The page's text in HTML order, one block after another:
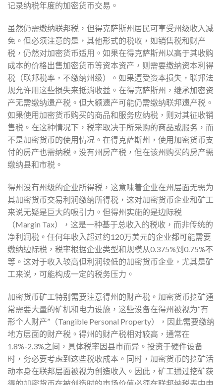
记录纳税年度的加密货币交易。
虽然仍需缴纳联邦税，但得克萨斯州居民可享受州级收入减
免。但必须注意的是，其他形式的税收，如销售税和财产
税，仍然对加密货币适用。如果在得克萨斯州以高于其收购
成本的价格出售加密货币等资本资产，则需要缴纳资本利得
税（联邦税率，不缴纳州级）。如果遭受资本损失，联邦法
规允许用这些损失来抵消收益。在得克萨斯州，继承加密资
产无需缴纳遗产税。但大额遗产可能仍需缴纳联邦遗产税。
如果使用加密货币购买的商品和服务应纳税，则对其征收销
售税。在这种情况下，税率取决于所采购的商品或服务，而
不是加密货币的使用情况。在得克萨斯州，使用加密货币支
付的房产也需纳税。没有州房产税，但在该州购买的房产需
缴纳县和市税。
得州没有州级的企业所得税，这意味着企业在州层面无需为
其加密货币交易利润缴纳所得税，这对加密货币企业和矿工
来说无疑是巨大的吸引力。但得州实施的是边际税
（Margin Tax），这是一种基于总收入的税收，而非传统的
净利润税。任何年收入超过约120万美元的企业都可能需要
缴纳边际税，税率根据企业类型和规模从0.375%到0.75%不
等。这对于收入较高但利润较低的加密货币企业，尤其是矿
工来说，可能构成一定的税务压力。
加密货币矿工特别需要注意得州的财产税。加密货币挖矿通
常需要大量的矿机和电力设施，这些设备在得州被视为“有
形个人财产”（Tangible Personal Property），因此需要缴纳
地方层面的财产税。得州的财产税相对较高，通常在
1.8%-2.3%之间，具体税率因县市而异。投资于硬件设备
时，务必要考虑到这些税收成本。同时，加密货币的挖矿活
动本身在联邦层面被视为创造收入。因此，矿工通过挖矿获
得的加密货币在被创造时的市场价值必须在联邦纳税表中申